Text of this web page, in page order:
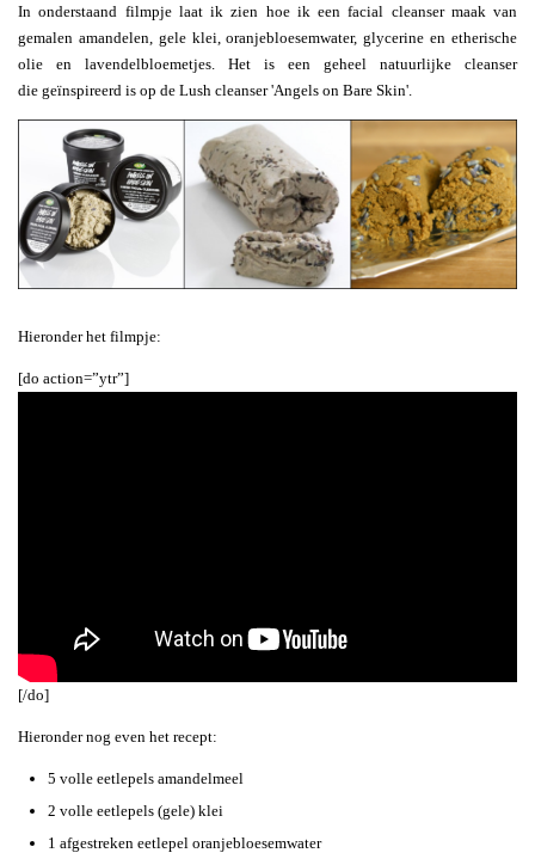
In onderstaand filmpje laat ik zien hoe ik een facial cleanser maak van
gemalen amandelen, gele klei, oranjebloesemwater, glycerine en etherische
olie en lavendelbloemetjes. Het is een geheel natuurlijke cleanser
die geïnspireerd is op de Lush cleanser 'Angels on Bare Skin'.
Hieronder het filmpje:
[do action=”ytr”]
[/do]
Hieronder nog even het recept:
5 volle eetlepels amandelmeel
2 volle eetlepels (gele) klei
1 afgestreken eetlepel oranjebloesemwater